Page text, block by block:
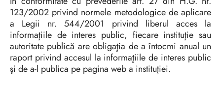
123/2002 privind normele metodologice de aplicare
a Legii nr. 544/2001 privind liberul acces la
informaţiile de interes public, fiecare instituţie sau
autoritate publică are obligaţia de a întocmi anual un
raport privind accesul la informaţiile de interes public
şi de a-l publica pe pagina web a instituţiei.